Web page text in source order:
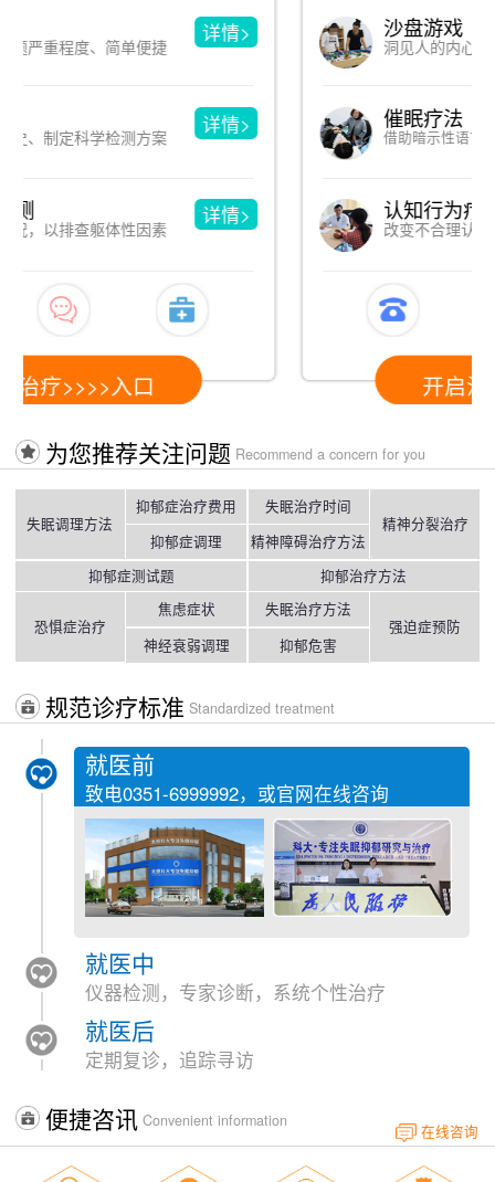
沙盘游戏
洞见人的内心，于游戏中改善心理
详情>
催眠疗法
借助暗示性语言，消除心理和躯体疾病
详情>
认知行为疗法
改变不合理认知，进而改变心理问题
详情>
开启治疗>>>>入口
为您推荐关注问题 Recommend a concern for you
失眠调理方法
抑郁症治疗费用
抑郁症调理
失眠治疗时间
精神障碍治疗方法
精神分裂治疗
抑郁症测试题 抑郁治疗方法
恐惧症治疗
焦虑症状
神经衰弱调理
失眠治疗方法
抑郁危害
强迫症预防
规范诊疗标准 Standardized treatment
就医前
致电0351-6999992，或官网在线咨询
就医中
仪器检测，专家诊断，系统个性治疗
就医后
定期复诊，追踪寻访
便捷咨讯 Convenient information
在线咨询